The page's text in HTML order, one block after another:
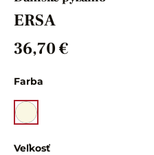
ERSA
36,70 €
Farba
Veľkosť